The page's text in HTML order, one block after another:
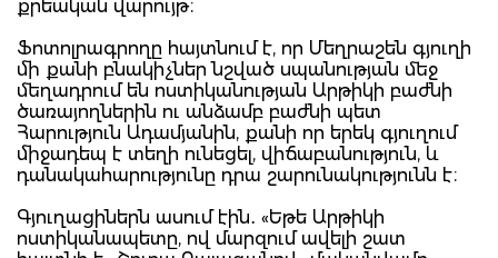
քրեական վարույթ։
Ֆոտոլրագրողը հայտնում է, որ Մեղրաշեն գյուղի
մի քանի բնակիչներ նշված սպանության մեջ
մեղադրում են ոստիկանության Արթիկի բաժնի
ծառայողներին ու անձամբ բաժնի պետ
Հարություն Ադամյանին, քանի որ երեկ գյուղում
միջադեպ է տեղի ունեցել, վիճաբանություն, և
դանակահարությունը դրա շարունակությունն է։
Գյուղացիներն ասում էին․ «Եթե Արթիկի
ոստիկանապետը, ով մարզում ավելի շատ